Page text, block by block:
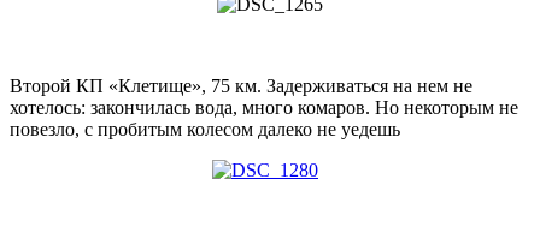
Второй КП «Клетище», 75 км. Задерживаться на нем не
хотелось: закончилась вода, много комаров. Но некоторым не
повезло, с пробитым колесом далеко не уедешь